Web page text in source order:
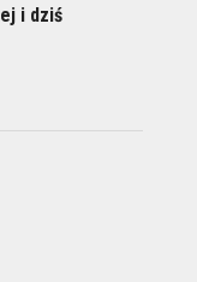
i dziś